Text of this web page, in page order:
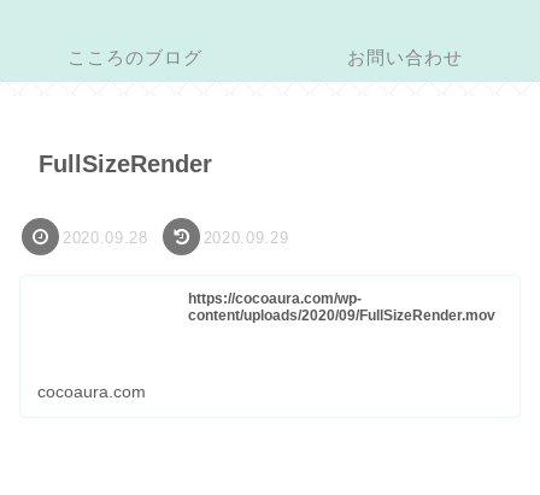
こころのブログ お問い合わせ
FullSizeRender
2020.09.28 2020.09.29
https://cocoaura.com/wp-
content/uploads/2020/09/FullSizeRender.mov
cocoaura.com